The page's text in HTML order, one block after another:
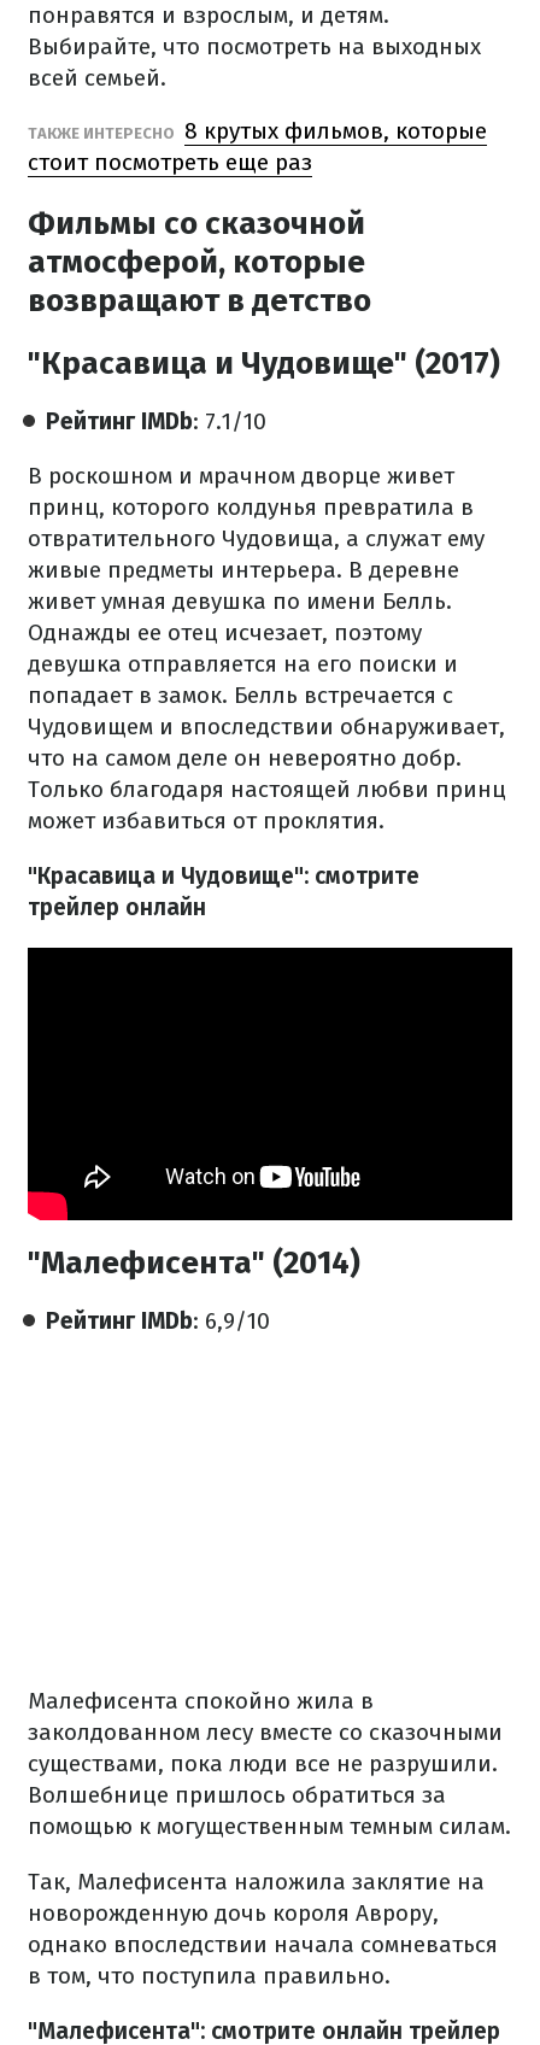
понравятся и взрослым, и детям.
Выбирайте, что посмотреть на выходных
всей семьей.
ТАКЖЕ ИНТЕРЕСНО
8 крутых фильмов, которые
стоит посмотреть еще раз
Фильмы со сказочной
атмосферой, которые
возвращают в детство
"Красавица и Чудовище" (2017)
Рейтинг IMDb: 7.1/10
В роскошном и мрачном дворце живет
принц, которого колдунья превратила в
отвратительного Чудовища, а служат ему
живые предметы интерьера. В деревне
живет умная девушка по имени Белль.
Однажды ее отец исчезает, поэтому
девушка отправляется на его поиски и
попадает в замок. Белль встречается с
Чудовищем и впоследствии обнаруживает,
что на самом деле он невероятно добр.
Только благодаря настоящей любви принц
может избавиться от проклятия.
"Красавица и Чудовище": смотрите
трейлер онлайн
"Малефисента" (2014)
Рейтинг IMDb: 6,9/10
Малефисента спокойно жила в
заколдованном лесу вместе со сказочными
существами, пока люди все не разрушили.
Волшебнице пришлось обратиться за
помощью к могущественным темным силам.
Так, Малефисента наложила заклятие на
новорожденную дочь короля Аврору,
однако впоследствии начала сомневаться
в том, что поступила правильно.
"Малефисента": смотрите онлайн трейлер